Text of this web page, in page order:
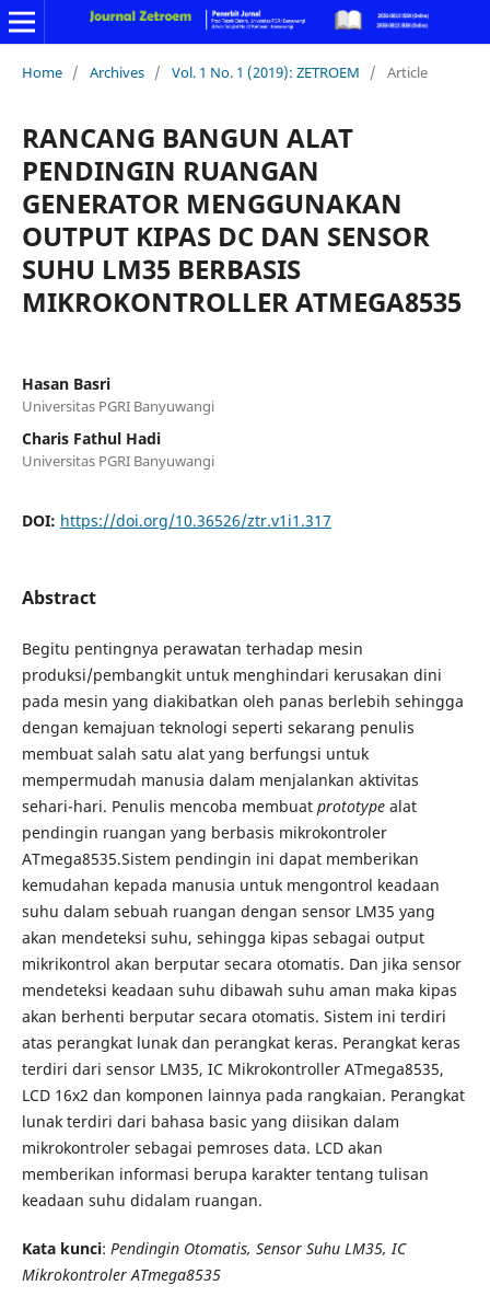
Home / Archives / Vol. 1 No. 1 (2019): ZETROEM / Article
RANCANG BANGUN ALAT
PENDINGIN RUANGAN
GENERATOR MENGGUNAKAN
OUTPUT KIPAS DC DAN SENSOR
SUHU LM35 BERBASIS
MIKROKONTROLLER ATMEGA8535
Hasan Basri
Universitas PGRI Banyuwangi
Charis Fathul Hadi
Universitas PGRI Banyuwangi
DOI: https://doi.org/10.36526/ztr.v1i1.317
Abstract
Begitu pentingnya perawatan terhadap mesin
produksi/pembangkit untuk menghindari kerusakan dini
pada mesin yang diakibatkan oleh panas berlebih sehingga
dengan kemajuan teknologi seperti sekarang penulis
membuat salah satu alat yang berfungsi untuk
mempermudah manusia dalam menjalankan aktivitas
sehari-hari. Penulis mencoba membuat prototypealat
pendingin ruangan yang berbasis mikrokontroler
ATmega8535.Sistem pendingin ini dapat memberikan
kemudahan kepada manusia untuk mengontrol keadaan
suhu dalam sebuah ruangan dengan sensor LM35 yang
akan mendeteksi suhu, sehingga kipas sebagai output
mikrikontrol akan berputar secara otomatis. Dan jika sensor
mendeteksi keadaan suhu dibawah suhu aman maka kipas
akan berhenti berputar secara otomatis. Sistem ini terdiri
atas perangkat lunak dan perangkat keras. Perangkat keras
terdiri dari sensor LM35, IC Mikrokontroller ATmega8535,
LCD 16x2 dan komponen lainnya pada rangkaian. Perangkat
lunak terdiri dari bahasa basic yang diisikan dalam
mikrokontroler sebagai pemroses data. LCD akan
memberikan informasi berupa karakter tentang tulisan
keadaan suhu didalam ruangan.
Kata kunci: Pendingin Otomatis, Sensor Suhu LM35, IC
Mikrokontroler ATmega8535